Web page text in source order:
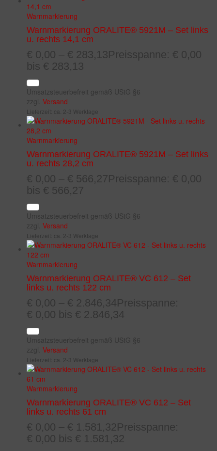
Warnmarkierung
Warnmarkierung ORALITE® 5921M – Set links
u. rechts 14,1 cm
€ 0,00 – € 283,13Preisspanne: € 0,00
bis € 283,13
Umsatzsteuerbefreit gemäß UStG §6
zzgl. Versand
Lieferzeit: ca. 2-3 Werktage
Warnmarkierung
Warnmarkierung ORALITE® 5921M – Set links
u. rechts 28,2 cm
€ 0,00 – € 566,27Preisspanne: € 0,00
bis € 566,27
Umsatzsteuerbefreit gemäß UStG §6
zzgl. Versand
Lieferzeit: ca. 2-3 Werktage
Warnmarkierung
Warnmarkierung ORALITE® VC 612 – Set
links u. rechts 122 cm
€ 0,00 – € 2.846,34Preisspanne:
€ 0,00 bis € 2.846,34
Umsatzsteuerbefreit gemäß UStG §6
zzgl. Versand
Lieferzeit: ca. 2-3 Werktage
Warnmarkierung
Warnmarkierung ORALITE® VC 612 – Set
links u. rechts 61 cm
€ 0,00 – € 1.581,32Preisspanne:
€ 0,00 bis € 1.581,32